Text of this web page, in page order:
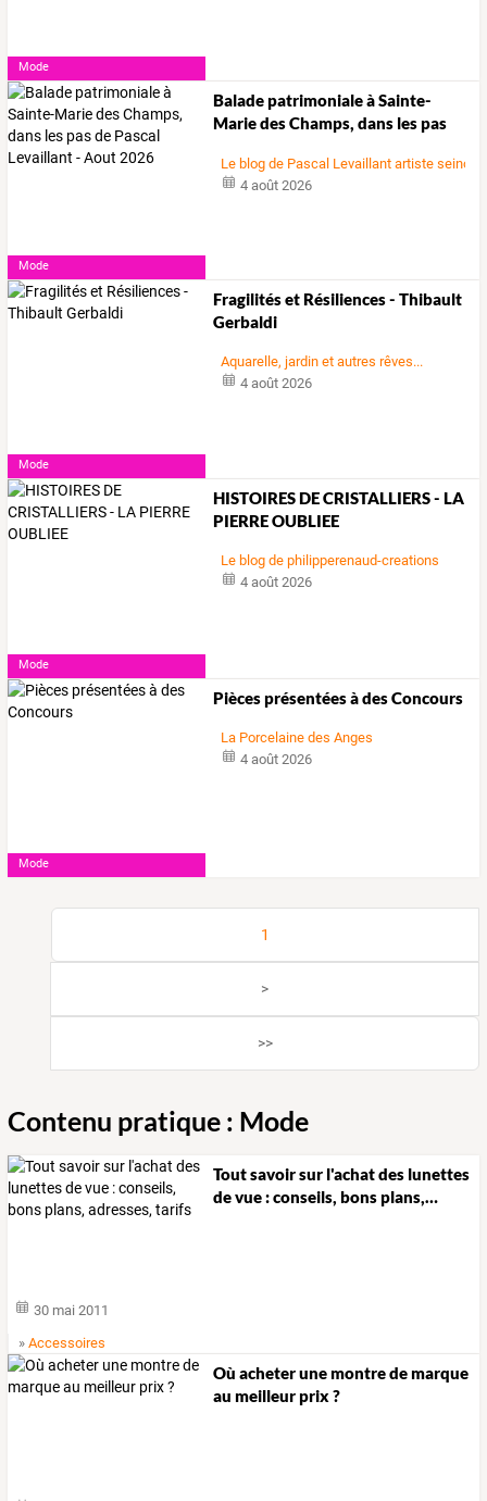
Mode
Mode
BaladepatrimonialeàSainte-
MariedesChamps, dans lespas
Le blog de Pascal Levaillant artiste
4 août 2026
Mode
Fragilités et Résiliences - Thibault
Gerbaldi
Aquarelle, jardin et autres rêves...
4 août 2026
Mode
HISTOIRES DE CRISTALLIERS - LA
PIERRE OUBLIEE
Le blog de philipperenaud-creations
4 août 2026
Mode
Pièces présentées à des Concours
La Porcelaine des Anges
4 août 2026
1
>
>>
Contenu pratique : Mode
Toutsavoirsur l'achatdes lunettes
devue:conseils, bonsplans,…
30 mai 2011
»Accessoires
Où acheter une montre de marque
au meilleur prix ?